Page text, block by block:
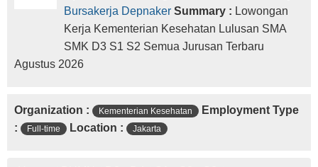
Bursakerja Depnaker Summary : Lowongan
Kerja Kementerian Kesehatan Lulusan SMA
SMK D3 S1 S2 Semua Jurusan Terbaru
Agustus 2026
Organization : Kementerian Kesehatan
Employment Type
:
Full-time Location : Jakarta